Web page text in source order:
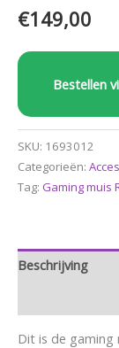
€149,00
Bestellen
SKU: 1693012
Categorieën:
Tag: Gaming muis
Beschrijving
Dit is de gaming